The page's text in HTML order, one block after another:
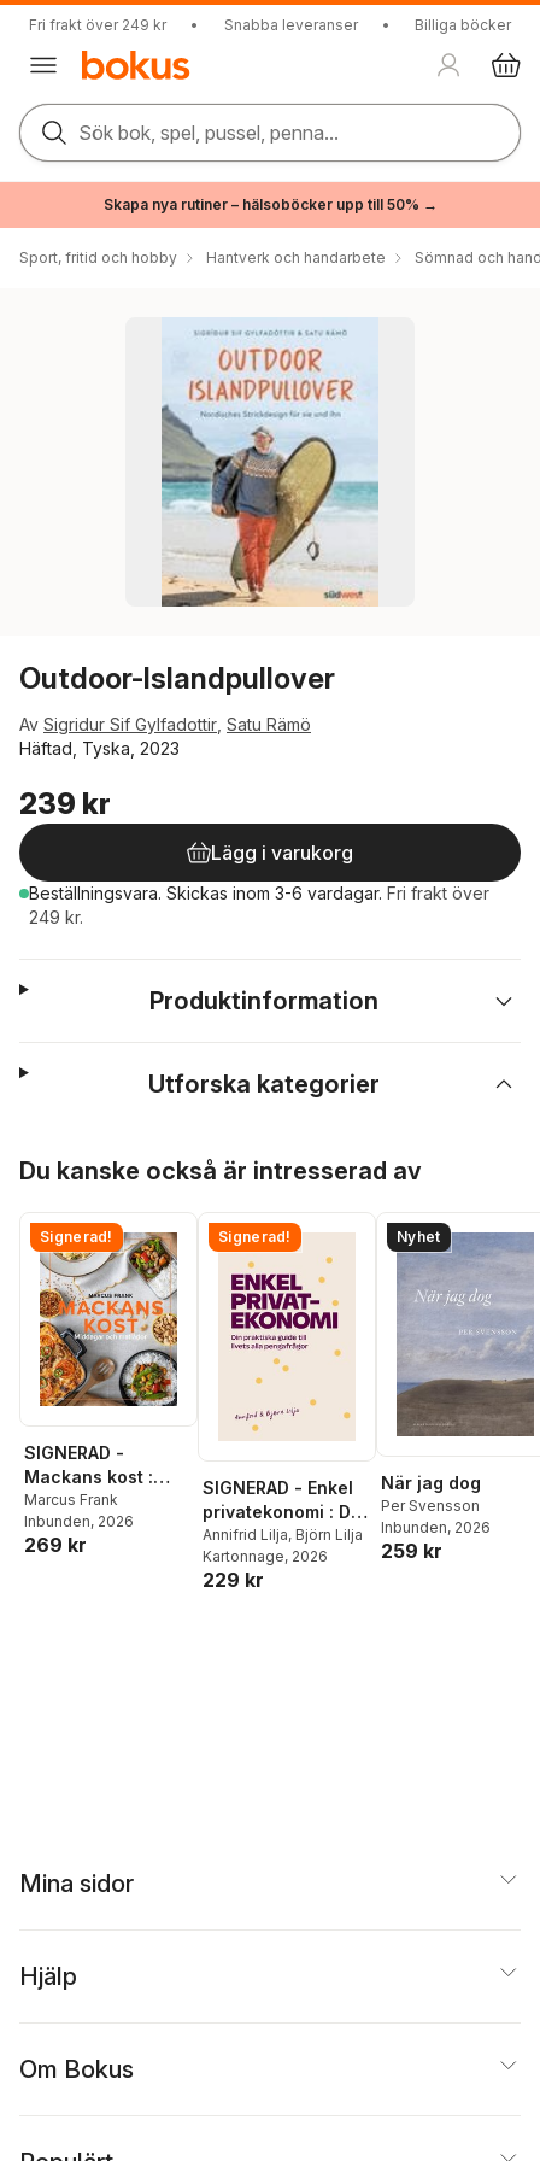
Fri frakt över 249 kr • Snabba leveranser • Billiga böcker
Sök bok, spel, pussel, penna...
Skapa nya rutiner – hälsoböcker upp till 50% →
Sport, fritid och hobby Hantverk och handarbete Sömnad och
Outdoor-Islandpullover
Av Sigridur Sif Gylfadottir Satu Rämö
Häftad, Tyska, 2023
239 kr
Lägg i varukorg
Beställningsvara. Skickas inom 3-6 vardagar. Fri frakt över
249 kr.
Produktinformation
Utforska kategorier
Du kanske också är intresserad av
Signerad!
SIGNERAD -
Mackans kost :
Middagar och
matlådor
Marcus Frank
Inbunden, 2026
269 kr
Signerad!
SIGNERAD - Enkel
privatekonomi : Din
praktiska guide till
livets alla
pengafrågor
Annifrid Lilja, Björn Lilja
Kartonnage, 2026
229 kr
Nyhet
När jag dog
Per Svensson
Inbunden, 2026
259 kr
Mina sidor
Hjälp
Om Bokus